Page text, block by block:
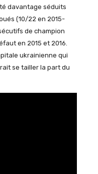
davantage séduits
(10/22 en 2015-
de champion
en 2015 et 2016.
ukrainienne qui
se tailler la part du